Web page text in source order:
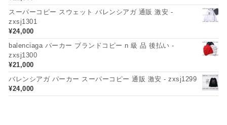
スーパーコピー スウェット バレンシアガ 通販 激安 -
zxsj1301
¥24,000
balenciaga パーカー ブランドコピー n 級 品 後払い -
zxsj1300
¥21,000
バレンシアガ パーカー スーパーコピー 通販 激安 - zxsj1299
¥24,000